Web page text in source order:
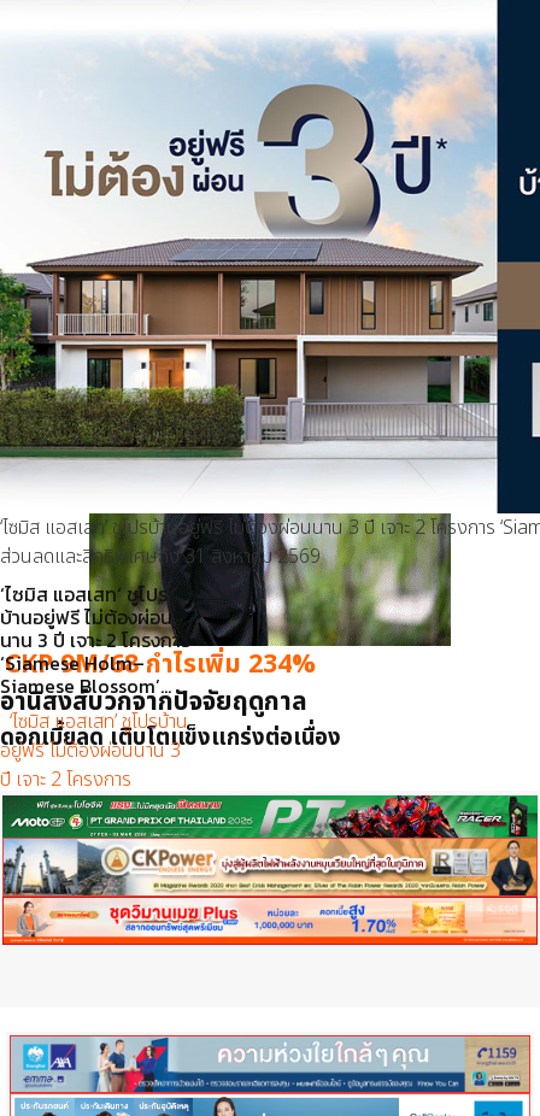
‘ไซมิส แอสเสท’ ชูโปรบ้านอยู่ฟรี ไม่ต้องผ่อนนาน 3 ปี เจาะ 2 โครงการ
ส่วนลดและสิทธิพิเศษถึง 31 สิงหาคม 2569
‘ไซมิส แอสเสท’ ชูโปร
บ้านอยู่ฟรี ไม่ต้องผ่อน
นาน 3 ปี เจาะ 2 โครงการ
‘Siamese Holm–
Siamese Blossom’...
‘ไซมิส แอสเสท’ ชูโปรบ้าน
อยู่ฟรี ไม่ต้องผ่อนนาน 3
ปี เจาะ 2 โครงการ
‘Siamese Holm–
Siamese...
เพิ่มเติม
CKP 9M/68 กำไรเพิ่ม 234%
อานิสงส์บวกจากปัจจัยฤดูกาล
ดอกเบี้ยลด เติบโตแข็งแกร่งต่อเนื่อง